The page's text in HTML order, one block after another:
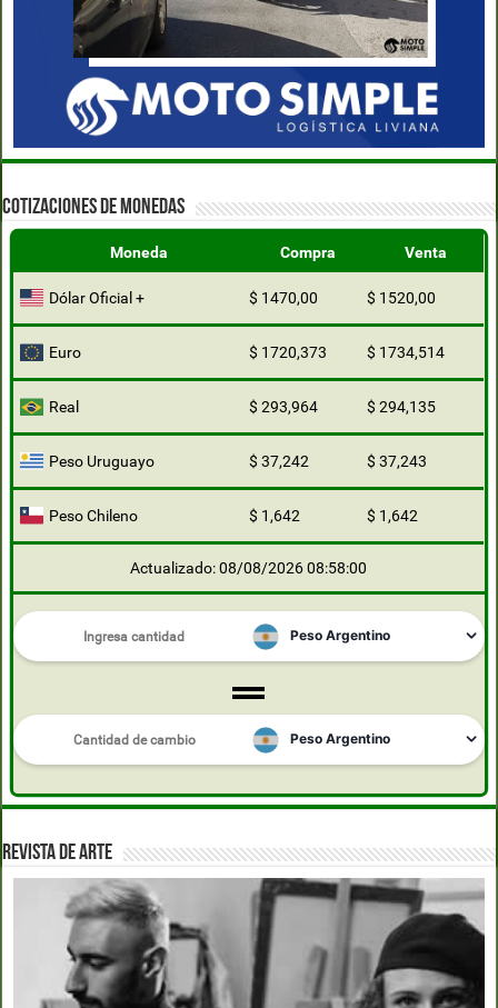
COTIZACIONES DE MONEDAS
Moneda Compra Venta
Dólar Oficial + $ 1470,00 $ 1520,00
Euro $ 1720,373 $ 1734,514
Real $ 293,964 $ 294,135
Peso Uruguayo $ 37,242 $ 37,243
Peso Chileno $ 1,642 $ 1,642
Actualizado: 08/08/2026 08:58:00
REVISTA DE ARTE